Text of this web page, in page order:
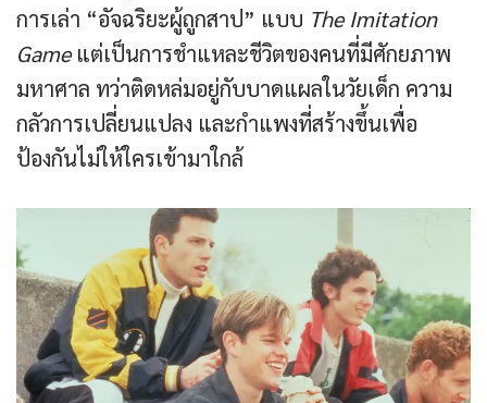
การเล่า “อัจฉริยะผู้ถูกสาป” แบบ The Imitation
Gameแต่เป็นการชำแหละชีวิตของคนที่มีศักยภาพ
มหาศาล ทว่าติดหล่มอยู่กับบาดแผลในวัยเด็ก ความ
กลัวการเปลี่ยนแปลง และกำแพงที่สร้างขึ้นเพื่อ
ป้องกันไม่ให้ใครเข้ามาใกล้